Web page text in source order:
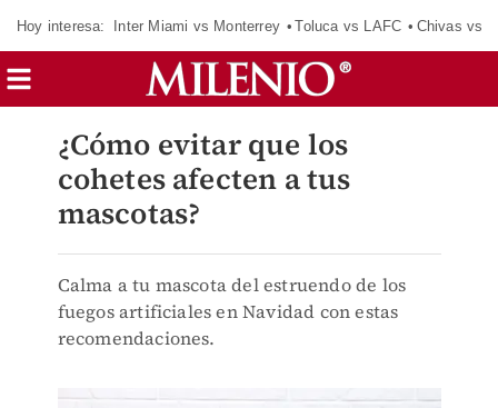
Hoy interesa: Inter Miami vs Monterrey Toluca vs LAFC Chivas vs
¿Cómo evitar que los
cohetes afecten a tus
mascotas?
Calma a tu mascota del estruendo de los
fuegos artificiales en Navidad con estas
recomendaciones.